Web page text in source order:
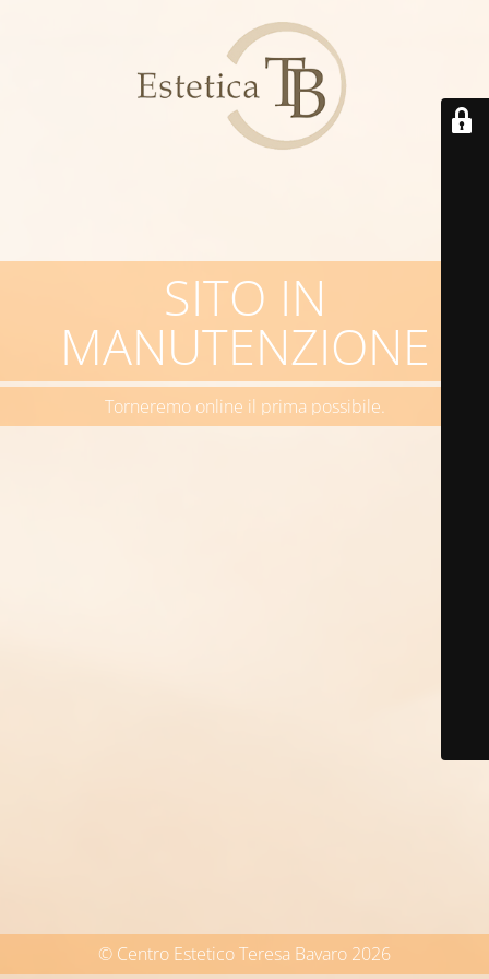
SITO IN
MANUTENZIONE
Torneremo online il prima possibile.
© Centro Estetico Teresa Bavaro 2026